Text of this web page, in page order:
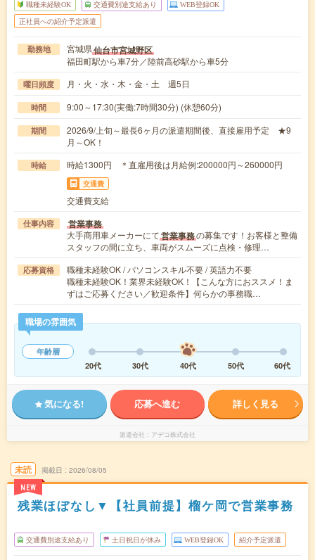
職種未経験OK 交通費別途支給あり WEB登録OK
正社員への紹介予定派遣
勤務地 宮城県仙台市宮城野区
福田町駅から車7分／陸前高砂駅から車5分
曜日頻度 月・火・水・木・金・土 週5日
時間 9:00～17:30(実働:7時間30分) (休憩60分)
期間
2026/9/上旬～最長6ヶ月の派遣期間後、直接雇用予定 ★9
月～OK！
時給 時給1300円 ＊直雇用後は月給例:200000円～260000円
交通費
交通費支給
仕事内容 営業事務
大手商用車メーカーにて営業事務の募集です！お客様と整備
スタッフの間に立ち、車両がスムーズに点検・修理…
応募資格
職種未経験OK / パソコンスキル不要 / 英語力不要
職種未経験OK！業界未経験OK！【こんな方におススメ！ま
ずはご応募ください／歓迎条件】何らかの事務職…
職場の雰囲気
年齢層
20代
30代 40代 50代 60代
気になる! 応募へ進む 詳しく見る
派遣会社 アデコ株式会社
未読
NEW
掲載日 2026/08/05
残業ほぼなし▼【社員前提】榴ケ岡で営業事務
交通費別途支給あり 土日祝日が休み WEB登録OK 紹介予定派遣